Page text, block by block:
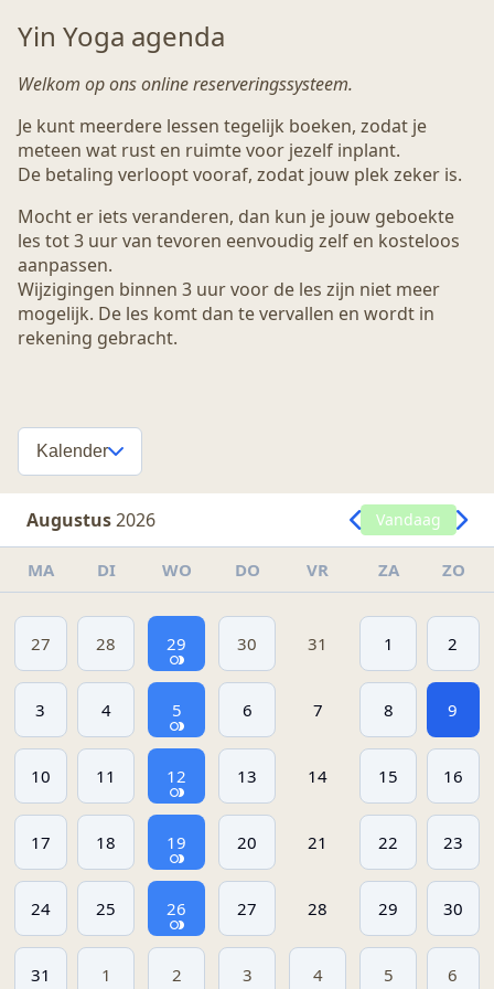
Yin Yoga agenda
Welkom op ons online reserveringssysteem.
Je kunt meerdere lessen tegelijk boeken, zodat je
meteen wat rust en ruimte voor jezelf inplant.
De betaling verloopt vooraf, zodat jouw plek zeker is.
Mocht er iets veranderen, dan kun je jouw geboekte
les tot 3 uur van tevoren eenvoudig zelf en kosteloos
aanpassen.
Wijzigingen binnen 3 uur voor de les zijn niet meer
mogelijk. De les komt dan te vervallen en wordt in
rekening gebracht.
Kalender
Augustus2026 Vandaag
MA DI WO DO VR ZA ZO
27 28 29 30 31 1 2
3 4 5 6 7 8 9
10 11 12 13 14 15 16
17 18 19 20 21 22 23
24 25 26 27 28 29 30
31 1 2 3 4 5 6